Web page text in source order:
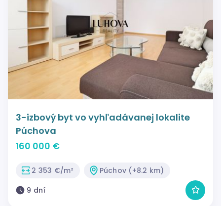
3-izbový byt vo vyhľadávanej lokalite
Púchova
160 000 €
2 353 €/m²
Púchov (+8.2 km)
9 dní